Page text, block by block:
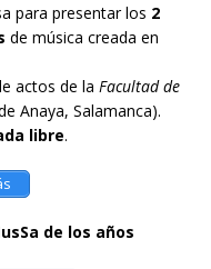
para presentar los 2
de música creada en
actos de la Facultad de
Anaya, Salamanca).
libre.
de los años